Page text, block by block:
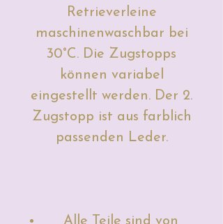
Retrieverleine
maschinenwaschbar bei
30°C. Die Zugstopps
können variabel
eingestellt werden. Der 2.
Zugstopp ist aus farblich
passenden Leder.
Alle Teile sind von